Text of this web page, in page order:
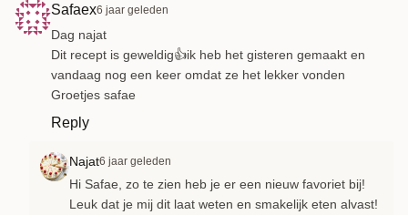
Safaex6 jaar geleden
Dag najat
Dit recept is geweldig👍ik heb het gisteren gemaakt en
vandaag nog een keer omdat ze het lekker vonden
Groetjes safae
Reply
Najat6 jaar geleden
Hi Safae, zo te zien heb je er een nieuw favoriet bij!
Leuk dat je mij dit laat weten en smakelijk eten alvast!